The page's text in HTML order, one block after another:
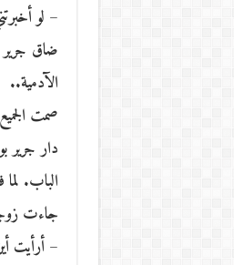
– لو
ضاق جرير
الآدمية..
صمت
دار
الباب.
جاءت
– أرأيت